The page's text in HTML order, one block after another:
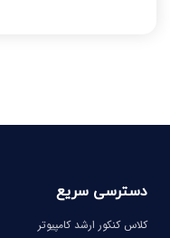
دسترسی سریع
کلاس کنکور ارشد کامپیوتر